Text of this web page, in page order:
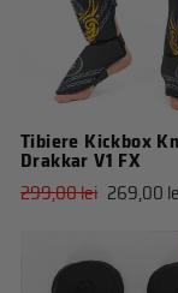
Tibiere Kickbox
Drakkar V1 FX
Pret
299,00 lei Pret
269,00